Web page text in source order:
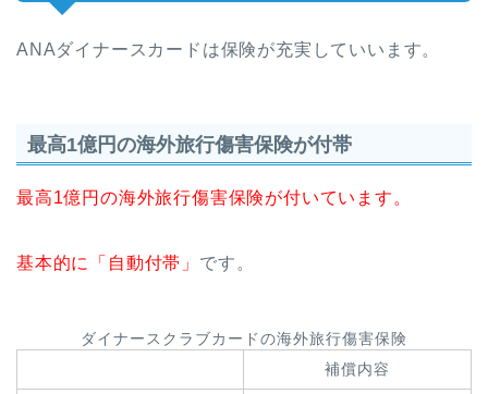
ANAダイナースカードは保険が充実していいます。
最高1億円の海外旅行傷害保険が付帯
最高1億円の海外旅行傷害保険が付いています。
基本的に「自動付帯」 です。
ダイナースクラブカードの海外旅行傷害保険
補償内容